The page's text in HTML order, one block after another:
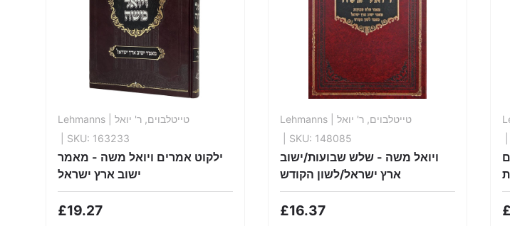
Lehmanns
| טייטלבוים, ר' יואל
| SKU: 163233
ילקוט אמרים ויואל משה - מאמר
ישוב ארץ ישראל
£19.27
Lehmanns
| טייטלבוים, ר' יואל
| SKU: 148085
ויואל משה - שלש שבועות/ישוב
ארץ ישראל/לשון הקודש
£16.37